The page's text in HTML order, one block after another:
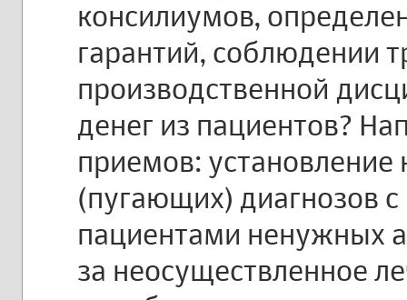
консилиумов,
гарантий, соблюдении
производственной
денег из пациентов?
приемов:
(пугающих) диагнозов
пациентами ненужных
за неосуществленное